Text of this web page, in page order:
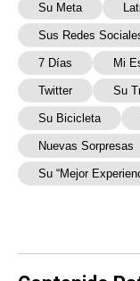
Su Meta
Sus Redes
7 Días Mi
Twitter Su
Su Bicicleta
Nuevas Sorpresas
Su “mejor